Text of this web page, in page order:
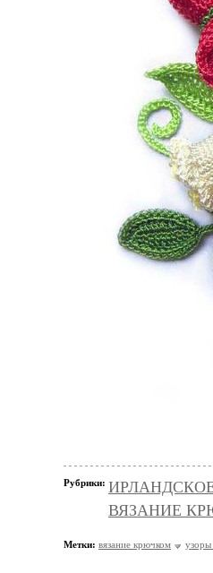
Рубрики: ИРЛАНДСКОЕ
ВЯЗАНИЕ
Метки: вязание крючком